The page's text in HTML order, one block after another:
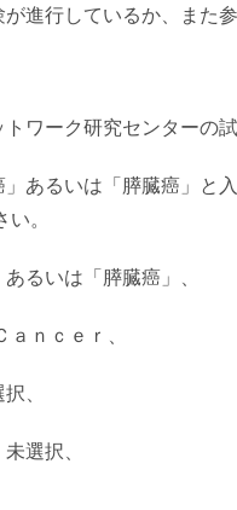
進行しているか、また
ワーク研究センターの
あるいは「膵臓癌」と
。
るいは「膵臓癌」、
ａｎｃｅｒ、
、
選択、